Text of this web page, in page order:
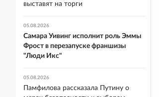
выставят на торги
05.08.2026
Самара Уивинг исполнит роль Эммы
Фрост в перезапуске франшизы
"Люди Икс"
05.08.2026
Памфилова рассказала Путину о